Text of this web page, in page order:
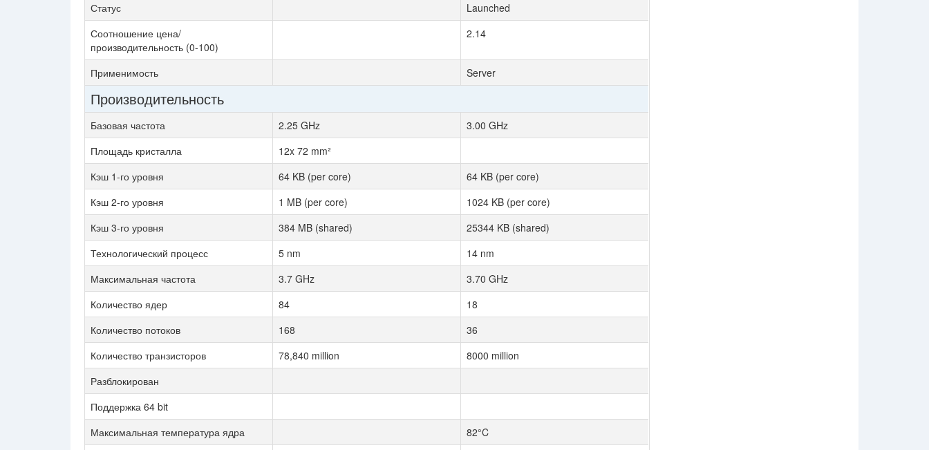
Статус
Launched
Соотношение цена/
производительность (0-100)
2.14
Применимость Server
Производительность
Базовая частота 2.25 GHz
3.00 GHz
Площадь кристалла
12x 72 mm²
Кэш 1-го уровня
64 KB (per core)
64 KB (per core)
Кэш 2-го уровня
1 MB (per core)
1024 KB (per core)
Кэш 3-го уровня
384 MB (shared)
25344 KB (shared)
Технологический процесс
5 nm
14 nm
Максимальная частота
3.7 GHz
3.70 GHz
Количество ядер
84
18
Количество потоков
168
36
Количество транзисторов
78,840 million
8000 million
Разблокирован
Поддержка 64 bit
Максимальная температура ядра
82°C